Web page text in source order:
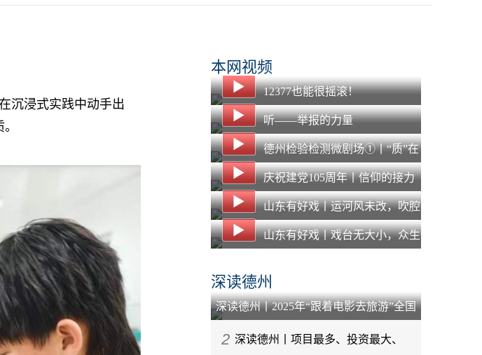
沉浸式实践中动手出
本网视频
12377也能很摇滚！
听——举报的力量
德州检验检测微剧场①丨“质”在
必得，“惠”企纾困 德州NQI一站
式平台打通质量服务“最后一公
里”
庆祝建党105周年丨信仰的接力
山东有好戏丨运河风未改，吹腔
声犹在：在“主角”之外，看见另
山东有好戏丨戏台无大小，众生
艺路
深读德州
深读德州丨2025年“跟着电影去旅游”全国
启动仪式为何选择在乐陵举行？
2 深读德州丨项目最多、投资最大、